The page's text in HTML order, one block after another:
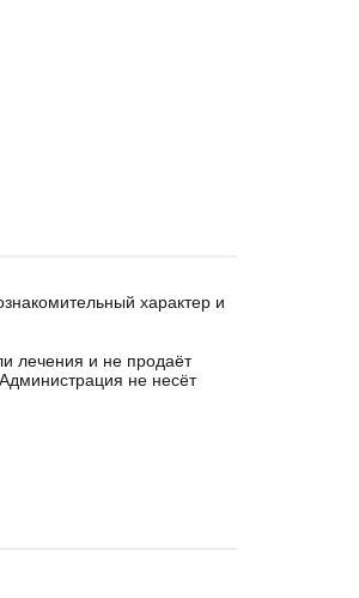
характер и
лечения и не продаёт
не несёт